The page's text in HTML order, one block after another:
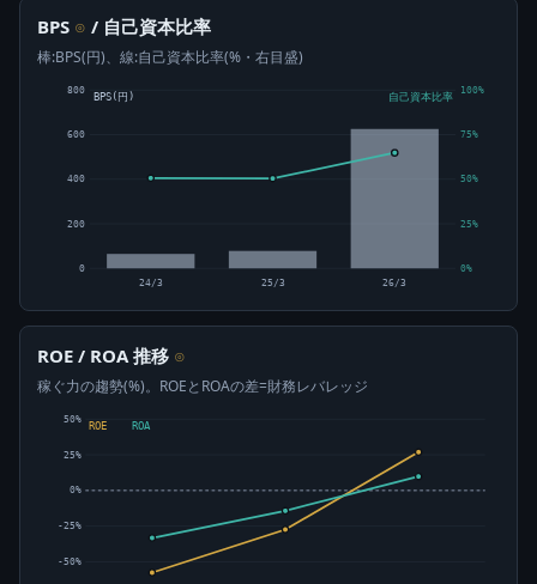
BPS ⊙ / 自己資本比率
棒:BPS(円)、線:自己資本比率(%・右目盛)
0
200
400
600
800
0%
25%
50%
75%
100%
24/3 25/3 26/3
BPS(円) 自己資本比率
ROE / ROA 推移 ⊙
稼ぐ力の趨勢(%)。ROEとROAの差=財務レバレッジ
-50%
-25%
0%
25%
50%
ROE ROA